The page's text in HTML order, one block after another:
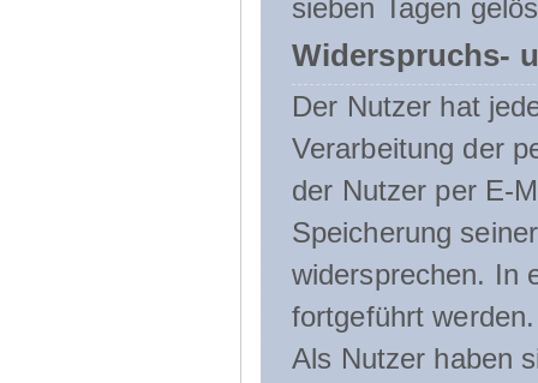
sieben Tagen
Widerspruchs-
Der Nutzer hat
Verarbeitung der
der Nutzer per E-
Speicherung
widersprechen. In
fortgeführt werden.
Als Nutzer haben